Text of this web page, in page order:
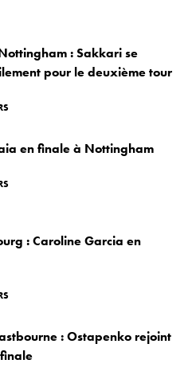
: Sakkari se
pour le deuxième tour
en finale à Nottingham
: Caroline Garcia en
: Ostapenko rejoint